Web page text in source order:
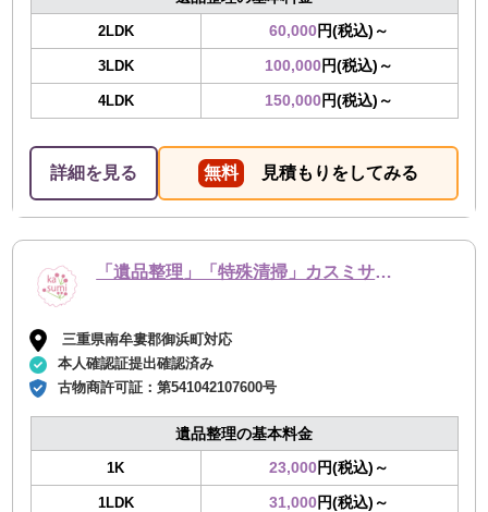
2LDK 60,000円(税込)～
3LDK 100,000円(税込)～
4LDK 150,000円(税込)～
詳細を見る 無料 見積もりをしてみる
「遺品整理」「特殊清掃」カスミサービス
三重県南牟婁郡御浜町対応
本人確認証提出確認済み
古物商許可証：第541042107600号
遺品整理の基本料金
1K 23,000円(税込)～
1LDK 31,000円(税込)～